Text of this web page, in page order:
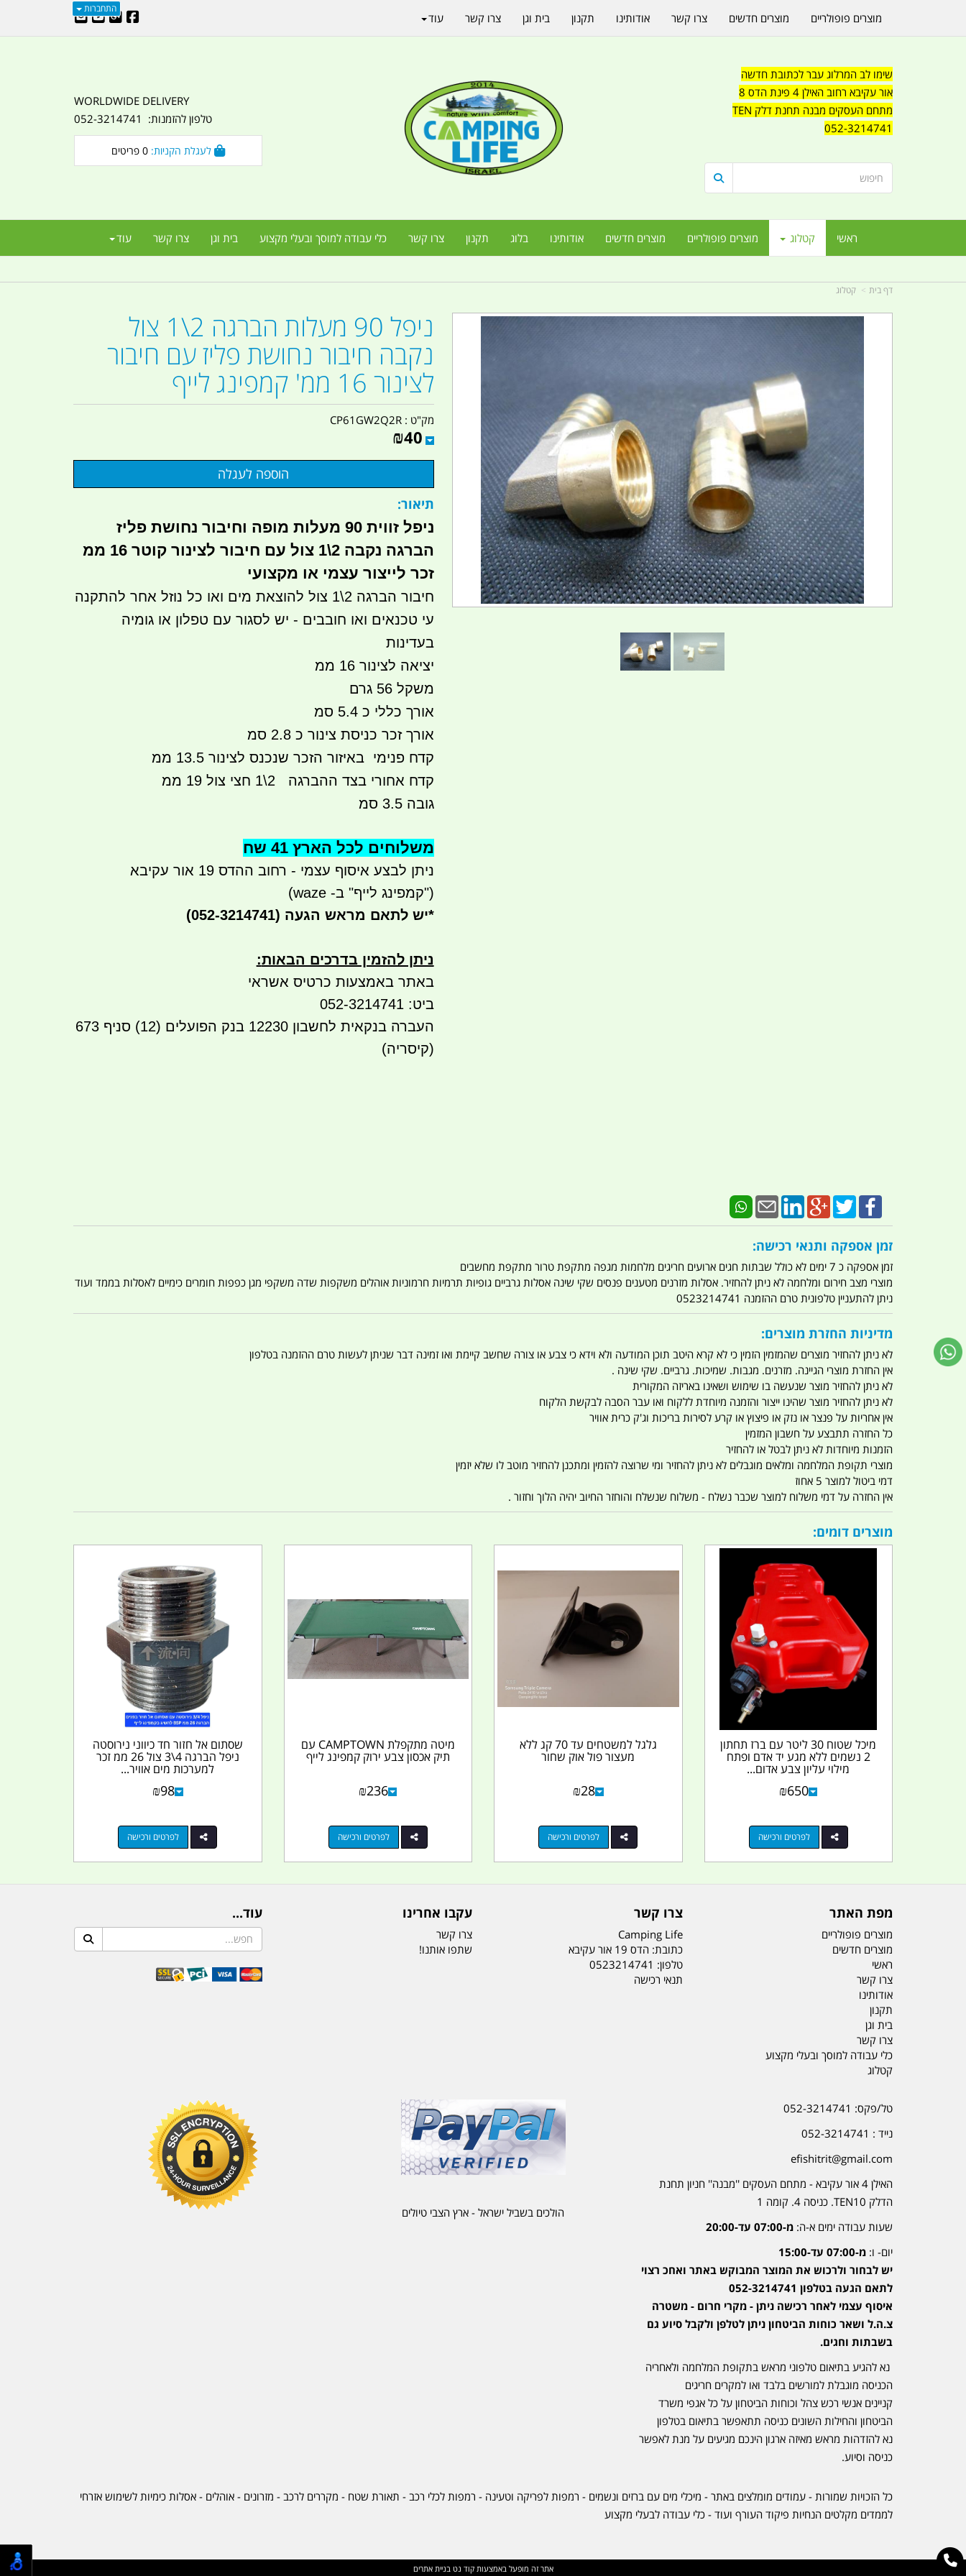
התחברות
שימו לב המרלוג עבר לכתובת חדשה
אור עקיבא רחוב האילן 4 פינת הדס 8
מתחם העסקים מבנה תחנת דלק TEN
052-3214741
WORLDWIDE DELIVERY
טלפון להזמנות: 052-3214741
0
ראשי קטלוג מוצרים פופולריים מוצרים חדשים אודותינו בלוג תקנון צרו קשר כלי עבודה למוסך ובעלי מקצוע בית וגן צרו קשר עוד
מוצרים פופולריים מוצרים חדשים צרו קשר אודותינו תקנון בית וגן צרו קשר עוד
דף בית קטלוג
ניפל 90 מעלות הברגה 2\1 צול
נקבה חיבור נחושת פליז עם חיבור
לצינור 16 ממ' קמפינג לייף
מק"ט :CP61GW2Q2R
₪40
תיאור:
ניפל זווית 90 מעלות מופה וחיבור נחושת פליז
הברגה נקבה 2\1 צול עם חיבור לצינור קוטר 16 ממ
זכר לייצור עצמי או מקצועי
חיבור הברגה 2\1 צול להוצאת מים ואו כל נוזל אחר להתקנה
עי טכנאים ואו חובבים - יש לסגור עם טפלון או גומיה
בעדינות
יציאה לצינור 16 ממ
משקל 56 גרם
אורך כללי כ 5.4 סמ
אורך זכר כניסת צינור כ 2.8 סמ
קדח פנימי באיזור הזכר שנכנס לצינור 13.5 ממ
קדח אחורי בצד ההברגה 2\1 חצי צול 19 ממ
גובה 3.5 סמ
משלוחים לכל הארץ 41 שח
ניתן לבצע איסוף עצמי - רחוב ההדס 19 אור עקיבא
("קמפינג לייף" ב- waze)
*יש לתאם מראש הגעה (052-3214741)
ניתן להזמין בדרכים הבאות:
באתר באמצעות כרטיס אשראי
ביט: 052-3214741
העברה בנקאית לחשבון 12230 בנק הפועלים (12) סניף 673
(קיסריה)
זמן אספקה ותנאי רכישה:
זמן אספקה כ 7 ימים לא כולל שבתות חגים ארועים חריגים מלחמות מגפה מתקפת טרור מתקפת מחשבים
מוצרי מצב חירום ומלחמה לא ניתן להחזיר. אסלות מזרנים מטענים פנסים שקי שינה אסלות גרביים גופיות תרמיות חרמוניות אוהלים משקפות שדה משקפי מגן כפפות חומרים כימיים לאסלות בממד ועוד
ניתן להתעניין טלפונית טרם ההזמנה 0523214741
מדיניות החזרת מוצרים:
לא ניתן להחזיר מוצרים שהמזמין הזמין כי לא קרא היטב תוכן המודעה ולא וידא כי צבע או צורה שחשב קיימת ואו זמינה דבר שניתן לעשות טרם ההזמנה בטלפון
אין החזרת מוצרי הגיינה. מזרנים. מגבות. שמיכות. גרביים. שקי שינה .
לא ניתן להחזיר מוצר שנעשה בו שימוש ושאינו באריזה המקורית
לא ניתן להחזיר מוצר שהינו ייצור והזמנה מיוחדת ללקוח ואו עבר הסבה לבקשת הלקוח
אין אחריות על פנצר או נזק או פיצוץ או קרע לסירות בריכות וג'ק כרית אוויר
כל החזרה תתבצע על חשבון המזמין
הזמנות מיוחדות לא ניתן לבטל או להחזיר
מוצרי תקופת המלחמה ומלאים מוגבלים לא ניתן להחזיר ומי שרוצה להזמין ומתכנן להחזיר מוטב לו שלא יזמין
דמי ביטול למוצר 5 אחוז
אין החזרה על דמי משלוח למוצר שכבר נשלח - משלוח שנשלח והוחזר החיוב יהיה הלוך וחזור .
מוצרים דומים:
מיכל שטוח 30 ליטר עם ברז תחתון
2 נשמים ללא מגע יד אדם ופתח
מילוי עליון צבע אדום...
₪650
לפרטים ורכישה
גלגל למשטחים עד 70 קג ללא
מעצור פול אוק שחור
₪28
לפרטים ורכישה
מיטה מתקפלת CAMPTOWN עם
תיק אכסון צבע ירוק קמפינג לייף
₪236
לפרטים ורכישה
שסתום אל חזור חד כיווני נירוסטה
ניפל הברגה 4\3 צול 26 ממ זכר
למערכות מים אוויר...
₪98
לפרטים ורכישה
מפת האתר
מוצרים פופולריים
מוצרים חדשים
ראשי
צרו קשר
אודותינו
תקנון
בית וגן
צרו קשר
כלי עבודה למוסך ובעלי מקצוע
קטלוג
צרו קשר
Camping Life
כתובת: הדס 19 אור עקיבא
טלפון: 0523214741
תנאי רכישה
עקבו אחרינו
צרו קשר
שתפו אותנו!
עוד...
טל/פקס: 052-3214741
נייד : 052-3214741
efishitrit@gmail.com
האילן 4 אור עקיבא - מתחם העסקים ''מבנה'' חניון תחנת
הדלק TEN10. כניסה 4. קומה 1
שעות עבודה ימים א-ה: מ-07:00 עד-20:00
יום- ו: מ-07:00 עד-15:00
יש לבחור ולרכוש את המוצר המבוקש באתר ואחכ רצוי
לתאם הגעה בטלפון 052-3214741
איסוף עצמי לאחר רכישה ניתן - מקרי חרום - משטרה
צ.ה.ל ושאר כוחות הביטחון ניתן לטלפן ולקבל סיוע גם
בשבתות וחגים.
נא להגיע בתיאום טלפוני מראש בתקופת המלחמה ולאחריה
הכניסה מוגבלת למורשים בלבד ואו למקרים חריגים
קניינים אנשי רכש צהל וכוחות הביטחון על כל אגפי משרד
הביטחון והחילות השונים כניסה תתאפשר בתיאום בטלפון
נא להזדהות מראש מאיזה ארגון הינכם מגיעים על מנת לאפשר
כניסה וסיוע.
הולכים בשביל ישראל - ארץ הצבי טיולים
כל הזכויות שמורות - עמודים מומלצים באתר - מיכלי מים עם ברזים ונשמים - רמפות לפריקה וטעינה - רמפות לכלי רכב - תאורת שטח - מקררים לרכב - מזרונים - אוהלים - אסלות כימיות לשימוש אזרחי
לממדים מקלטים הנחיות פיקוד העורף ועוד - כלי עבודה לבעלי מקצוע
אתר זה מופעל באמצעותקוד נט בניית אתרים